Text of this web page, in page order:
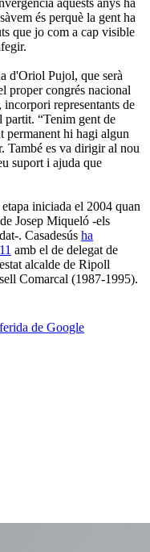
és perquè la gent ha
que jo com a cap visible
d'Oriol Pujol, que serà
proper congrés nacional
, incorpori representants de
partit. “Tenim gent de
permanent hi hagi algun
També es va dirigir al nou
suport i ajuda que
iniciada el 2004 quan
Josep Miqueló -els
. Casadesús ha
amb el de delegat de
alcalde de Ripoll
Comarcal (1987-1995).
de Google